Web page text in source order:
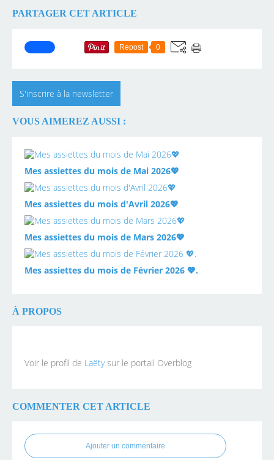
PARTAGER CET ARTICLE
Repost 0
S'inscrire à la newsletter
VOUS AIMEREZ AUSSI :
Mes assiettes du mois de Mai 2026💖
Mes assiettes du mois d'Avril 2026💖
Mes assiettes du mois de Mars 2026💖
Mes assiettes du mois de Février 2026 💖.
À PROPOS
Voir le profil de Laëtysur le portail Overblog
COMMENTER CET ARTICLE
Ajouter un commentaire